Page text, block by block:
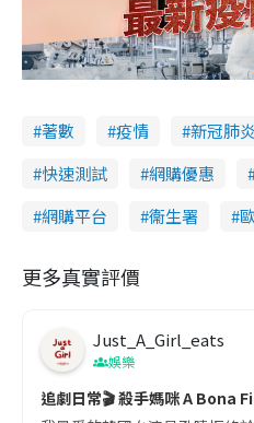
著數 疫情 新冠肺炎
快速測試
網購優惠
網購平台
衞生署
更多真實評價
Just_A_Girl_eats
娛樂
追劇日常🎬 殺手媽咪 A Bona